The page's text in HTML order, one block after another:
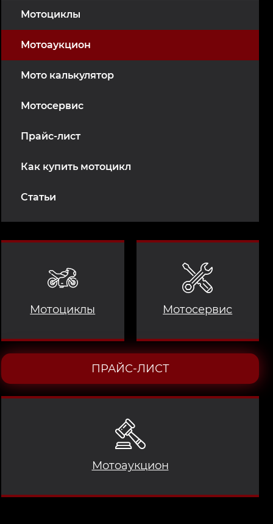
Мотоциклы
Мотоаукцион
Мото калькулятор
Мотосервис
Прайс-лист
Как купить мотоцикл
Статьи
Мотоциклы
Мотоаукцион
Мотосервис
ПРАЙС-ЛИСТ